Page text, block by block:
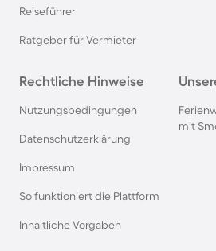
Ferienhäuser &
Allgäu
Ferienhäuser &
Ferienhäuser &
Reiseführer
Ratgeber für Vermieter
Rechtliche Hinweise
Nutzungsbedingungen
Datenschutzerklärung
Impressum
So funktioniert die Plattform
Inhaltliche Vorgaben
mit